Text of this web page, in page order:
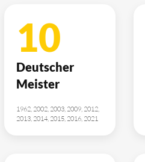
10
Deutscher
Meister
1962, 2002, 2003, 2009, 2012,
2013, 2014, 2015, 2016, 2021